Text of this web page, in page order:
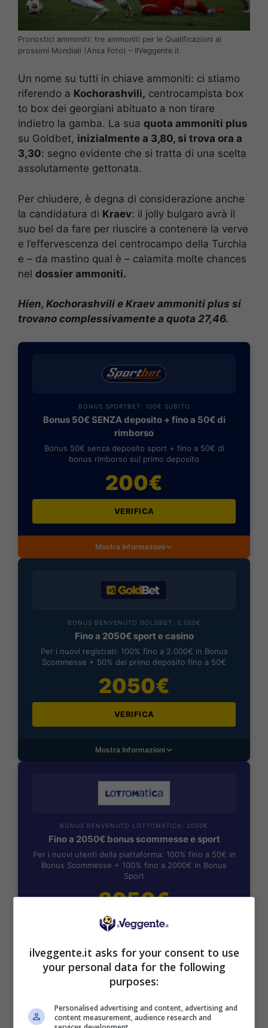
Pronostici ammoniti: tre ammoniti per le Qualificazioni ai
prossimi Mondiali (Ansa Foto) – IlVeggente.it
Un nome su tutti in chiave ammoniti: ci stiamo
riferendo a Kochorashvili, centrocampista box
to box dei georgiani abituato a non tirare
indietro la gamba. La sua quota ammoniti plus
su Goldbet, inizialmente a 3,80, si trova ora a
3,30: segno evidente che si tratta di una scelta
assolutamente gettonata.
Per chiudere, è degna di considerazione anche
la candidatura di Kraev: il jolly bulgaro avrà il
suo bel da fare per riuscire a contenere la verve
e l’effervescenza del centrocampo della Turchia
e – da mastino qual è – calamita molte chances
nel dossier ammoniti.
Hien, Kochorashvili e Kraev ammoniti plus si
trovano complessivamente a quota 27,46.
BONUS SPORTBET: 100€ SUBITO
Bonus 50€ SENZA deposito + fino a 50€ di
rimborso
Bonus 50€ senza deposito sport + fino a 50€ di
bonus rimborso sul primo deposito
200€
VERIFICA
Mostra Informazioni
BONUS BENVENUTO GOLDBET: 2.050€
Fino a 2050€ sport e casino
Per i nuovi registrati: 100% fino a 2.000€ in Bonus
Scommesse + 50% del primo deposito fino a 50€
2050€
VERIFICA
Mostra Informazioni
BONUS BENVENUTO LOTTOMATICA: 2050€
Fino a 2050€ bonus scommesse e sport
Per i nuovi utenti della piattaforma: 100% fino a 50€ in
Bonus Scommesse + 100% fino a 2000€ in Bonus
Sport
2050€
VERIFICA
Mostra Informazioni
SNAI
ilveggente.it asks for your consent to use
your personal data for the following
purposes:
Personalised advertising and content, advertising and
content measurement, audience research and